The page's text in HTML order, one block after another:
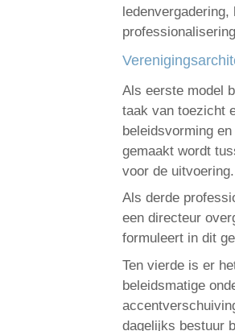
Als eerste model
taak van toezicht
beleidsvorming
gemaakt wordt
voor de uitvoering.
Als derde
een directeur
formuleert in dit
Ten vierde is er
beleidsmatige
dagelijks bestuur